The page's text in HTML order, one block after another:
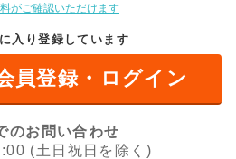
がご確認いただけます
入り登録しています
員登録・ログイン
のお問い合わせ
(土日祝日を除く)